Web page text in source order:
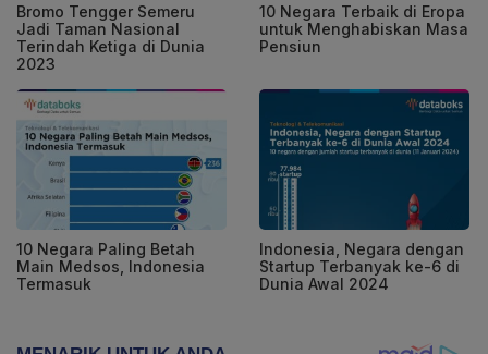
Bromo Tengger Semeru
Jadi Taman Nasional
Terindah Ketiga di Dunia
2023
10 Negara Terbaik di Eropa
untuk Menghabiskan Masa
Pensiun
10 Negara Paling Betah
Main Medsos, Indonesia
Termasuk
Indonesia, Negara dengan
Startup Terbanyak ke-6 di
Dunia Awal 2024